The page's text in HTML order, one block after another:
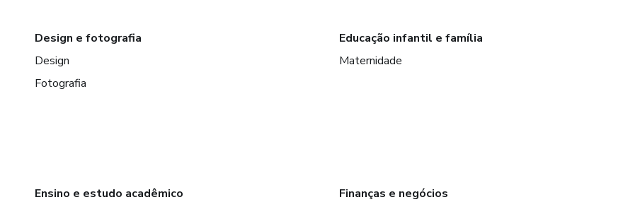
Design e fotografia
Design
Fotografia
Educação infantil e família
Maternidade
Ensino e estudo acadêmico
Finanças e negócios